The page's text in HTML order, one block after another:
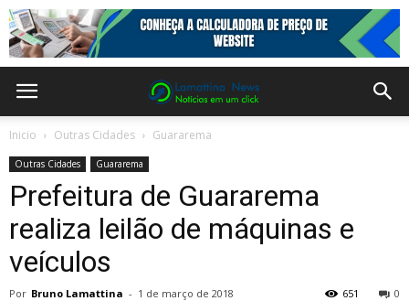
Inicio Outras Cidades Guararema
Outras Cidades Guararema
Prefeitura de Guararema
realiza leilão de máquinas e
veículos
Por Bruno Lamattina - 1 de março de 2018 0
651